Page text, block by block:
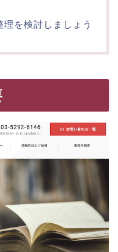
を検討しましょう